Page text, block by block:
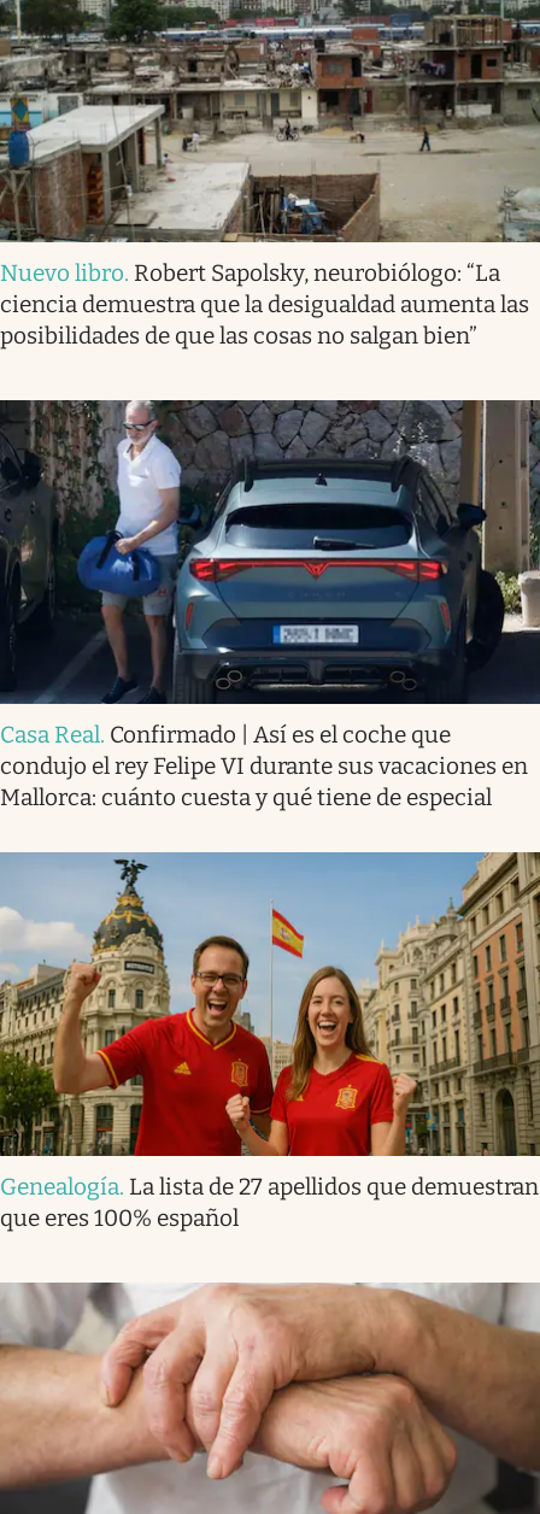
Nuevo libro. Robert Sapolsky, neurobiólogo: “La
ciencia demuestra que la desigualdad aumenta las
posibilidades de que las cosas no salgan bien”
Casa Real. Confirmado | Así es el coche que
condujo el rey Felipe VI durante sus vacaciones en
Mallorca: cuánto cuesta y qué tiene de especial
Genealogía. La lista de 27 apellidos que demuestran
que eres 100% español